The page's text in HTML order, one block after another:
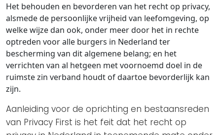
ANBI Status
Playlist
Het behouden en bevorderen van het recht op privacy,
alsmede de persoonlijke vrijheid van leefomgeving, op
welke wijze dan ook, onder meer door het in rechte
optreden voor alle burgers in Nederland ter
bescherming van dit algemene belang; en het
verrichten van al hetgeen met voornoemd doel in de
ruimste zin verband houdt of daartoe bevorderlijk kan
zijn.
Aanleiding voor de oprichting en bestaansreden
van Privacy First is het feit dat het recht op